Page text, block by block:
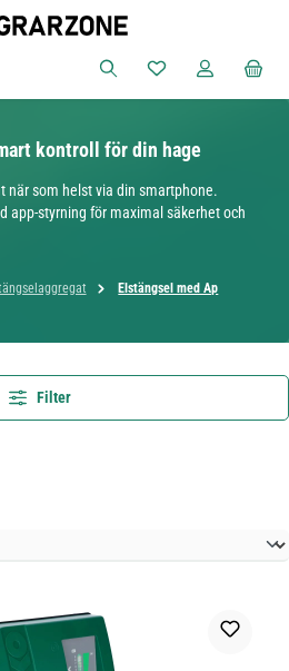
Du har 0 objekt i
kontroll för din hage
när som helst via din smartphone.
app-styrning för maximal säkerhet och
Elstängsel med Ap
Filter